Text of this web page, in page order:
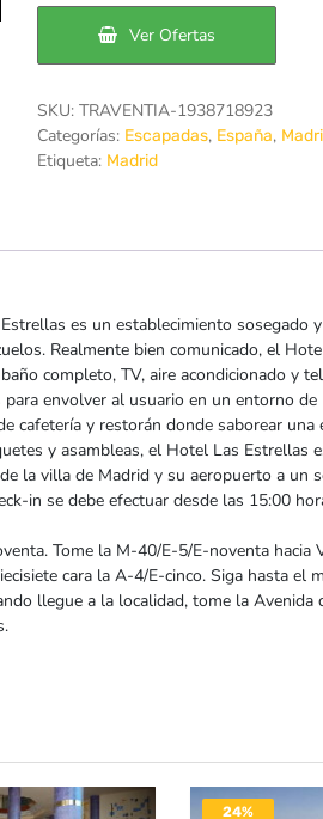
era:
49€.
es:
46€.
Ver Ofertas
SKU: TRAVENTIA-1938718923
Categorías: Escapadas, España,
Etiqueta: Madrid
es un establecimiento sosegado
Realmente bien comunicado, el
completo, TV, aire acondicionado y
envolver al usuario en un entorno de
cafetería y restorán donde saborear una
y asambleas, el Hotel Las Estrellas
la villa de Madrid y su aeropuerto a un
in se debe efectuar desde las 15:00
Tome la M-40/E-5/E-noventa hacia
cara la A-4/E-cinco. Siga hasta el
llegue a la localidad, tome la Avenida
24%